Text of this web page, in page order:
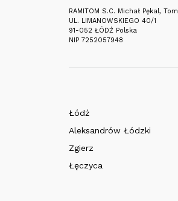
RAMITOM S.C. Michał Pękal,
UL. LIMANOWSKIEGO 40/1
91-052 ŁÓDŹ Polska
NIP 7252057948
Łódź
Aleksandrów Łódzki
Zgierz
Łęczyca